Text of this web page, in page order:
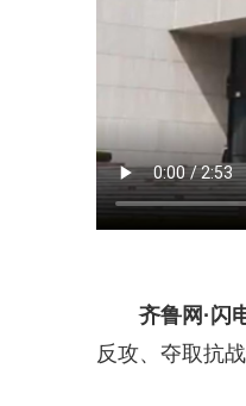
齐鲁网 ·闪
反攻、夺取抗